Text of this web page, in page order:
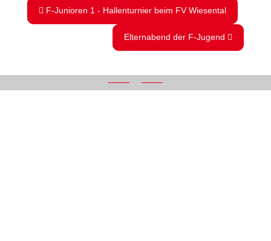
F-Junioren 1 - Hallenturnier beim FV Wiesental
Elternabend der F-Jugend